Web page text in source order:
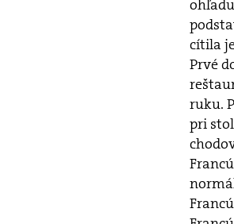
cítila
Prvé
ruku.
pri